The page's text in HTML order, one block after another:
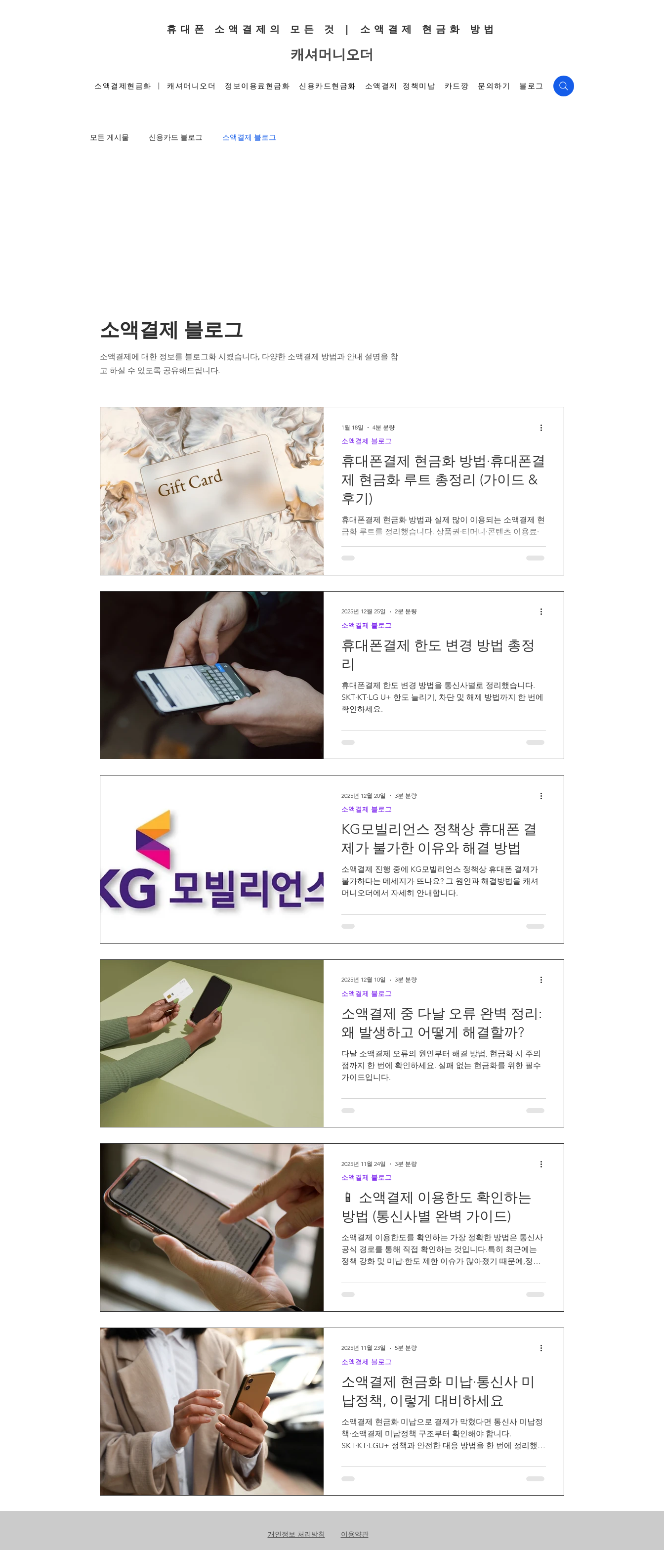
​휴대폰 소액결제의 모든 것 | 소액결제 현금화 방법
캐셔머니오더
소액결제현금화 | 캐셔머니오더 정보이용료현금화 신용카드현금화 소액결제 정책미납 카드깡 문의하기 블로그
모든 게시물 신용카드 블로그 소액결제 블로그
소액결제 블로그
소액결제에 대한 정보를 블로그화 시켰습니다, 다양한 소액결제 방법과 안내 설명을 참
고 하실 수 있도록 공유해드립니다.
휴대폰결제 현금화 방법·휴대폰결
제 현금화 루트 총정리 (가이드 &
후기)
휴대폰결제 현금화 방법과 실제 많이 이용되는 소액결제 현
금화 루트를 정리했습니다. 상품권·티머니·콘텐츠 이용료·
소액결제 블로그
1월 18일 4분 분량
휴대폰결제 한도 변경 방법 총정
리
휴대폰결제 한도 변경 방법을 통신사별로 정리했습니다.
SKT·KT·LG U+ 한도 늘리기, 차단 및 해제 방법까지 한 번에
확인하세요.
소액결제 블로그
2025년 12월 25일 2분 분량
KG모빌리언스 정책상 휴대폰 결
제가 불가한 이유와 해결 방법
소액결제 진행 중에 KG모빌리언스 정책상 휴대폰 결제가
불가하다는 메세지가 뜨나요? 그 원인과 해결방법을 캐셔
머니오더에서 자세히 안내합니다.
소액결제 블로그
2025년 12월 20일 3분 분량
소액결제 중 다날 오류 완벽 정리:
왜 발생하고 어떻게 해결할까?
다날 소액결제 오류의 원인부터 해결 방법, 현금화 시 주의
점까지 한 번에 확인하세요. 실패 없는 현금화를 위한 필수
가이드입니다.
소액결제 블로그
2025년 12월 10일 3분 분량
📱 소액결제 이용한도 확인하는
방법 (통신사별 완벽 가이드)
소액결제 이용한도를 확인하는 가장 정확한 방법은 통신사
공식 경로를 통해 직접 확인하는 것입니다.특히 최근에는
정책 강화 및 미납·한도 제한 이슈가 많아졌기 때문에,정기
중요합니다.
소액결제 블로그
2025년 11월 24일 3분 분량
소액결제 현금화 미납·통신사 미
납정책, 이렇게 대비하세요
소액결제 현금화 미납으로 결제가 막혔다면 통신사 미납정
책·소액결제 미납정책 구조부터 확인해야 합니다.
SKT·KT·LGU+ 정책과 안전한 대응 방법을 한 번에 정리했습
소액결제 블로그
2025년 11월 23일 5분 분량
개인정보 처리방침 이용약관